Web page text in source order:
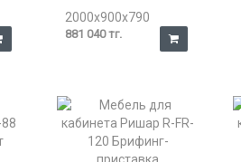
2000x900x790
881 040 тг.